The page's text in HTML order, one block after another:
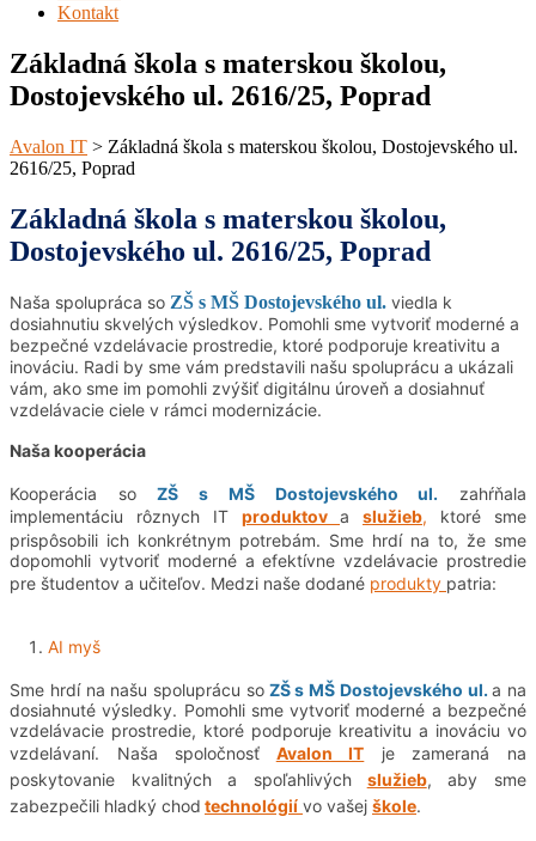
Kontakt
Základná škola s materskou školou,
Dostojevského ul. 2616/25, Poprad
Avalon IT > Základná škola s materskou školou, Dostojevského ul.
2616/25, Poprad
Základná škola s materskou školou,
Dostojevského ul. 2616/25, Poprad
Naša spolupráca so ZŠ s MŠ Dostojevského ul. viedla k
dosiahnutiu skvelých výsledkov. Pomohli sme vytvoriť moderné a
bezpečné vzdelávacie prostredie, ktoré podporuje kreativitu a
inováciu. Radi by sme vám predstavili našu spoluprácu a ukázali
vám, ako sme im pomohli zvýšiť digitálnu úroveň a dosiahnuť
vzdelávacie ciele v rámci modernizácie.
Naša kooperácia
Kooperácia soZŠ s MŠ Dostojevského ul. zahŕňala
implementáciu rôznych IT produktov a služieb, ktoré sme
prispôsobili ich konkrétnym potrebám. Sme hrdí na to, že sme
dopomohli vytvoriť moderné a efektívne vzdelávacie prostredie
pre študentov a učiteľov. Medzi naše dodané produkty patria:
AI myš
Sme hrdí na našu spoluprácu so ZŠ s MŠ Dostojevského ul. a na
dosiahnuté výsledky. Pomohli sme vytvoriť moderné a bezpečné
vzdelávacie prostredie, ktoré podporuje kreativitu a inováciu vo
vzdelávaní. Naša spoločnosť
Avalon IT
je zameraná na
poskytovanie kvalitných a spoľahlivých
služieb, aby sme
zabezpečili hladký chod technológií vo vašej škole.